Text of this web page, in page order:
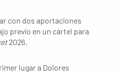
con dos aportaciones
previo en un cártel para
2026.
lugar a Dolores